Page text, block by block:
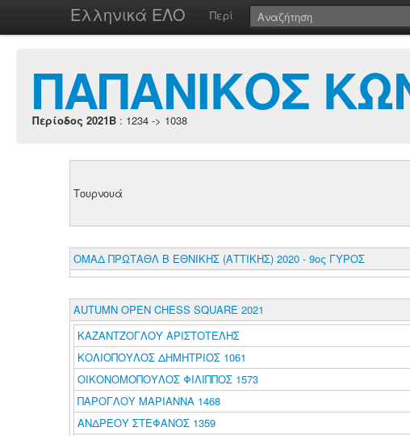
Ελληνικά ΕΛΟ Περί
ΠΑΠΑΝΙΚΟΣ
Περίοδος 2021B : 1234 -> 1038
Τουρνουά
ΟΜΑΔ ΠΡΩΤΑΘΛ Β ΕΘΝΙΚΗΣ (ΑΤΤΙΚΗΣ) 2020 - 9ος ΓΥΡΟΣ
AUTUMN OPEN CHESS SQUARE 2021
ΚΑΖΑΝΤΖΟΓΛΟΥ ΑΡΙΣΤΟΤΕΛΗΣ
ΚΟΛΙΟΠΟΥΛΟΣ ΔΗΜΗΤΡΙΟΣ 1061
ΟΙΚΟΝΟΜΟΠΟΥΛΟΣ ΦΙΛΙΠΠΟΣ 1573
ΠΑΡΟΓΛΟΥ ΜΑΡΙΑΝΝΑ 1468
ΑΝΔΡΕΟΥ ΣΤΕΦΑΝΟΣ 1359